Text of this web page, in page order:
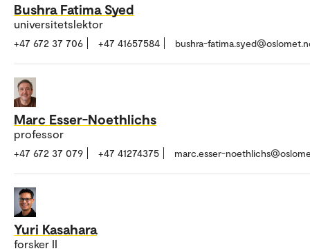
Bushra Fatima Syed
universitetslektor
+47 672 37 706 +47 41657584 bushra-
Marc Esser-Noethlichs
professor
+47 672 37 079 +47 41274375 marc.esser-
Yuri Kasahara
forsker II